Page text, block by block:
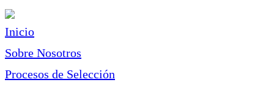
Inicio
Sobre Nosotros
Procesos de Selección